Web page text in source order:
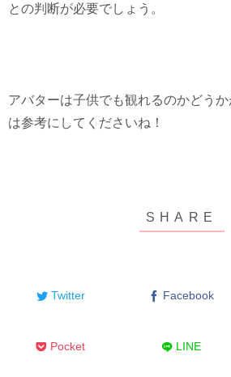
との判断が必要でしょう。
アバターは子供でも観れるのかどう
は参考にしてくださいね！
Twitter Facebook
Pocket LINE